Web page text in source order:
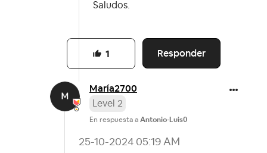
Saludos.
Responder
1
María2700
Level 2
En respuesta a Antonio-Luis0
‎25-10-2024 05:19 AM